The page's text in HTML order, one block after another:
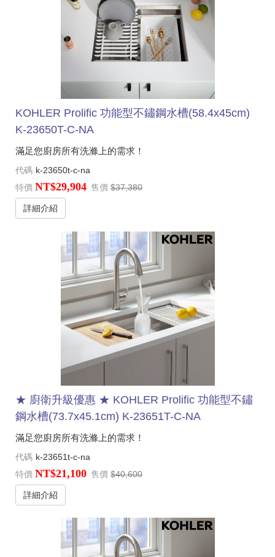
KOHLER Prolific 功能型不鏽鋼水槽(58.4x45cm)
K-23650T-C-NA
滿足您廚房所有洗滌上的需求！
代碼 k-23650t-c-na
特價 NT$29,904 售價 $37,380
詳細介紹
★ 廚衛升級優惠 ★ KOHLER Prolific 功能型不鏽
鋼水槽(73.7x45.1cm) K-23651T-C-NA
滿足您廚房所有洗滌上的需求！
代碼 k-23651t-c-na
特價 NT$21,100 售價 $40,600
詳細介紹